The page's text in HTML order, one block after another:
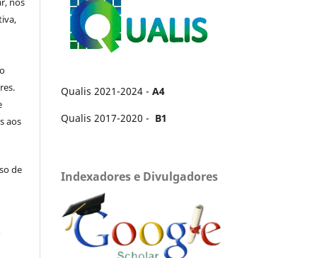
aos
de
Qualis 2021-2024 - A4
Qualis 2017-2020 - B1
Indexadores e Divulgadores